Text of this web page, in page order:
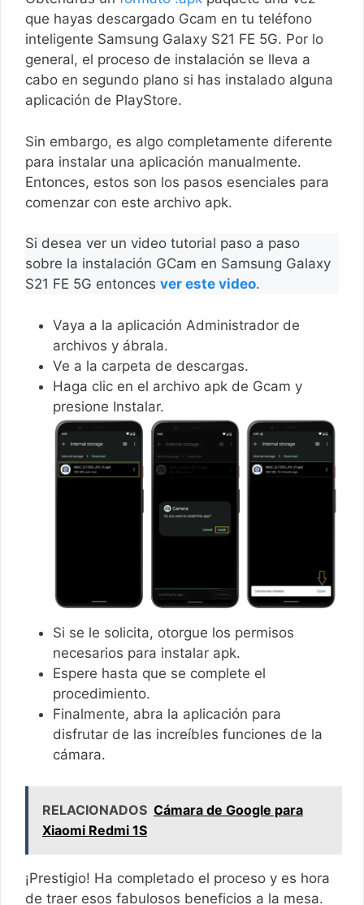
que hayas descargado Gcam en tu teléfono
inteligente Samsung Galaxy S21 FE 5G. Por lo
general, el proceso de instalación se lleva a
cabo en segundo plano si has instalado alguna
aplicación de PlayStore.
Sin embargo, es algo completamente diferente
para instalar una aplicación manualmente.
Entonces, estos son los pasos esenciales para
comenzar con este archivo apk.
Si desea ver un video tutorial paso a paso
sobre la instalación GCam en Samsung Galaxy
S21 FE 5G entonces ver este video.
Vaya a la aplicación Administrador de
archivos y ábrala.
Ve a la carpeta de descargas.
Haga clic en el archivo apk de Gcam y
presione Instalar.
Si se le solicita, otorgue los permisos
necesarios para instalar apk.
Espere hasta que se complete el
procedimiento.
Finalmente, abra la aplicación para
disfrutar de las increíbles funciones de la
cámara.
RELACIONADOS Cámara de Google para
Xiaomi Redmi 1S
¡Prestigio! Ha completado el proceso y es hora
de traer esos fabulosos beneficios a la mesa.